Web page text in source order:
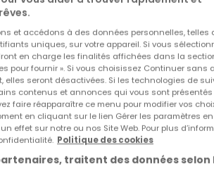
de rangement avec la possibilité de
Le studio peut être loué à un
un accès au jardin ainsi qu'à plusieurs
au long de la journée, une
une suite parentale avec dressing et
bain est à disposition pour les trois
Réf atHome
Réf Agence
et accédons à des données personnelles, telles
uniques, sur votre appareil. Si vous
en charge les finalités affichées dans la
pour fournir ». Si vous choisissez Continuer sans
elles seront désactivées. Si les technologies de
contenus et annonces qui vous sont
faire réapparaître ce menu pour modifier vos
en cliquant sur le lien Gérer les paramètres
effet sur notre ou nos Site Web. Pour plus
Politique des cookies
traitent des données selon